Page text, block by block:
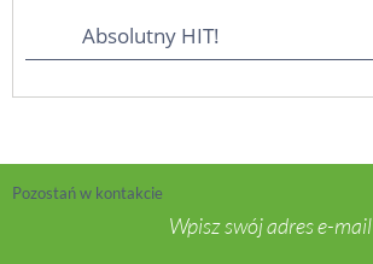
Absolutny HIT!
Pozostań w kontakcie
Wpisz swój adres e-mail